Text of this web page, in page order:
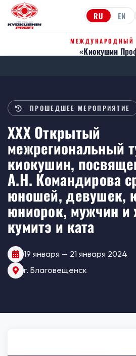
RU EN
МЕЖДУНАРОДНЫЙ
«Киокушин
ПРОШЕДШЕЕ МЕРОПРИЯТИЕ
XXX Открытый
межрегиональный
киокушин,
А.Н. Командирова
юношей, девушек,
юниорок, мужчин
кумитэ и ката
19 января — 21 января 2024
г. Благовещенск